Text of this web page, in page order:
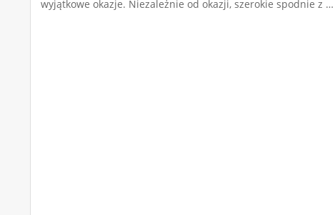
wyjątkowe okazje. Niezależnie od okazji, szerokie spodnie z …